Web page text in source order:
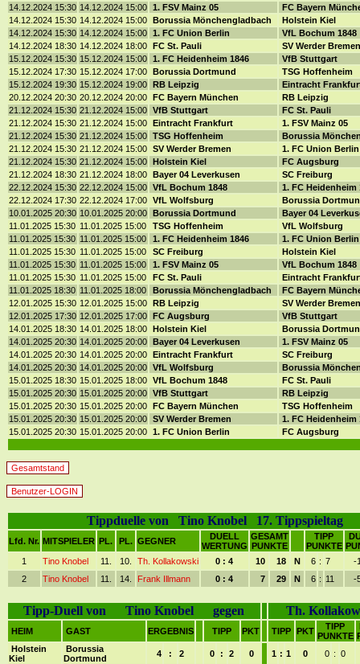
14.12.2024 15:30 14.12.2024 15:00 1. FSV Mainz 05
FC Bayern
14.12.2024 15:30 14.12.2024 15:00 Borussia Mönchengladbach
Holstein Kiel
14.12.2024 15:30 14.12.2024 15:00 1. FC Union Berlin
VfL Bochum 1848
14.12.2024 18:30 14.12.2024 18:00 FC St. Pauli
SV Werder
15.12.2024 15:30 15.12.2024 15:00 1. FC Heidenheim 1846
VfB Stuttgart
15.12.2024 17:30 15.12.2024 17:00 Borussia Dortmund
TSG Hoffenheim
15.12.2024 19:30 15.12.2024 19:00 RB Leipzig
Eintracht
20.12.2024 20:30 20.12.2024 20:00 FC Bayern München
RB Leipzig
21.12.2024 15:30 21.12.2024 15:00 VfB Stuttgart
FC St. Pauli
21.12.2024 15:30 21.12.2024 15:00 Eintracht Frankfurt
1. FSV Mainz 05
21.12.2024 15:30 21.12.2024 15:00 TSG Hoffenheim
Borussia
21.12.2024 15:30 21.12.2024 15:00 SV Werder Bremen
1. FC Union
21.12.2024 15:30 21.12.2024 15:00 Holstein Kiel
FC Augsburg
21.12.2024 18:30 21.12.2024 18:00 Bayer 04 Leverkusen
SC Freiburg
22.12.2024 15:30 22.12.2024 15:00 VfL Bochum 1848
1. FC Heidenheim
22.12.2024 17:30 22.12.2024 17:00 VfL Wolfsburg
Borussia
10.01.2025 20:30 10.01.2025 20:00 Borussia Dortmund
Bayer 04
11.01.2025 15:30 11.01.2025 15:00 TSG Hoffenheim
VfL Wolfsburg
11.01.2025 15:30 11.01.2025 15:00 1. FC Heidenheim 1846
1. FC Union
11.01.2025 15:30 11.01.2025 15:00 SC Freiburg
Holstein Kiel
11.01.2025 15:30 11.01.2025 15:00 1. FSV Mainz 05
VfL Bochum 1848
11.01.2025 15:30 11.01.2025 15:00 FC St. Pauli
Eintracht
11.01.2025 18:30 11.01.2025 18:00 Borussia Mönchengladbach
FC Bayern
12.01.2025 15:30 12.01.2025 15:00 RB Leipzig
SV Werder
12.01.2025 17:30 12.01.2025 17:00 FC Augsburg
VfB Stuttgart
14.01.2025 18:30 14.01.2025 18:00 Holstein Kiel
Borussia
14.01.2025 20:30 14.01.2025 20:00 Bayer 04 Leverkusen
1. FSV Mainz 05
14.01.2025 20:30 14.01.2025 20:00 Eintracht Frankfurt
SC Freiburg
14.01.2025 20:30 14.01.2025 20:00 VfL Wolfsburg
Borussia
15.01.2025 18:30 15.01.2025 18:00 VfL Bochum 1848
FC St. Pauli
15.01.2025 20:30 15.01.2025 20:00 VfB Stuttgart
RB Leipzig
15.01.2025 20:30 15.01.2025 20:00 FC Bayern München
TSG Hoffenheim
15.01.2025 20:30 15.01.2025 20:00 SV Werder Bremen
1. FC Heidenheim
15.01.2025 20:30 15.01.2025 20:00 1. FC Union Berlin FC Augsburg
Gesamtstand
Benutzer-LOGIN
Tippduelle von Tino Knobel 17. Tippspieltag
Lfd. Nr. MITSPIELER PL. PL. GEGNER
DUELL
WERTUNG
GESAMT
PUNKTE
TIPP
PUNKTE
1
Tino Knobel 11. 10. Th. Kollakowski 0 : 4 10 18 N 6 : 7
-
2
Tino Knobel 11. 14. Frank Illmann 0 : 4 7 29 N 6 : 11 -
Tipp-Duell von Tino Knobel gegen Th.
HEIM GAST ERGEBNIS TIPP PKT TIPP PKT
TIPP
PUNKTE
Holstein
Kiel
Borussia
Dortmund
4 : 2 0 : 2 0 1 : 1 0 0 : 0